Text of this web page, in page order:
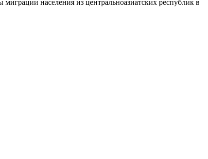
населения из центральноазиатских республик в